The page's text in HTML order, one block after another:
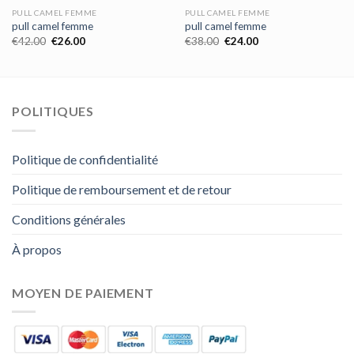
PULL CAMEL FEMME
pull camel femme
€42.00 €26.00
PULL CAMEL FEMME
pull camel femme
€38.00 €24.00
POLITIQUES
Politique de confidentialité
Politique de remboursement et de retour
Conditions générales
À propos
MOYEN DE PAIEMENT